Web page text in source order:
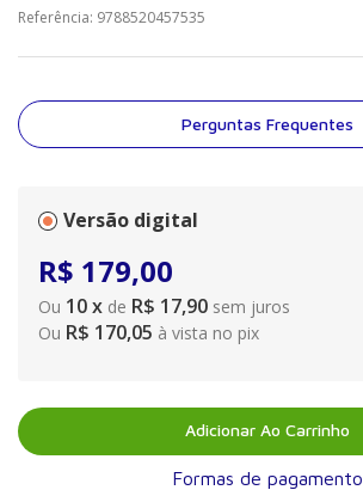
Referência: 9788520457535
Perguntas Frequentes
Versão digital
R$ 179,00
Ou 10x de R$ 17,90 sem juros
Ou R$ 170,05 à vista no pix
Adicionar Ao Carrinho
Formas de pagamento